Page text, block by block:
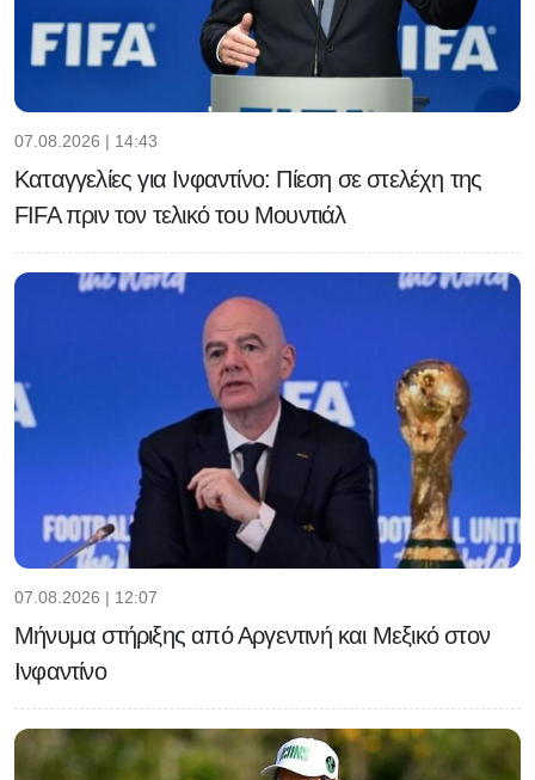
07.08.2026 | 14:43
Καταγγελίες για Ινφαντίνο: Πίεση σε στελέχη της
FIFA πριν τον τελικό του Μουντιάλ
07.08.2026 | 12:07
Μήνυμα στήριξης από Αργεντινή και Μεξικό στον
Ινφαντίνο